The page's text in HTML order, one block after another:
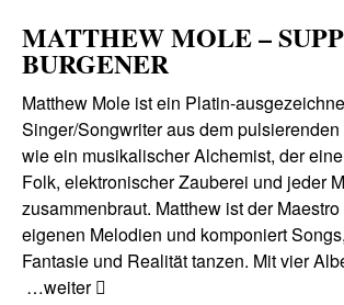
MATTHEW MOLE –
BURGENER
Matthew Mole ist ein Platin-
Singer/Songwriter aus dem
wie ein musikalischer Alchemist, der
Folk, elektronischer Zauberei und jeder
zusammenbraut. Matthew ist der
eigenen Melodien und komponiert
Fantasie und Realität tanzen. Mit vier
…weiter